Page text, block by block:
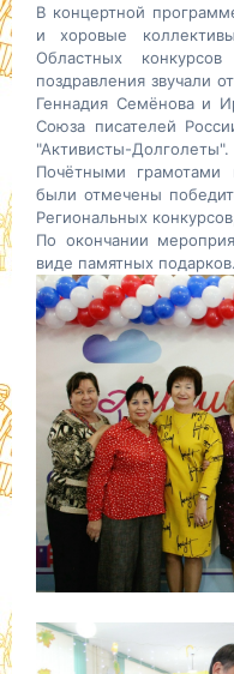
В концертной
и хоровые
Областных
поздравления звучали
Геннадия Семёнова и
Союза писателей
"Активисты-Долголеты".
Почётными грамотами
были отмечены
Региональных
По окончании
виде памятных подарков.